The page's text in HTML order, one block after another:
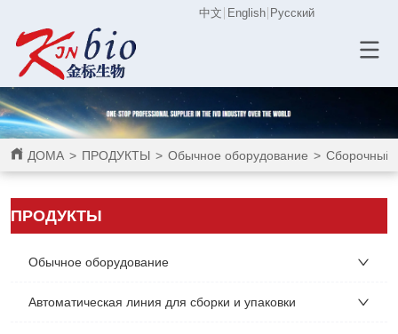
中文 English Русский
ДОМА > ПРОДУКТЫ > Обычное оборудование > Сборочный
ПРОДУКТЫ
Обычное оборудование
Автоматическая линия для сборки и упаковки